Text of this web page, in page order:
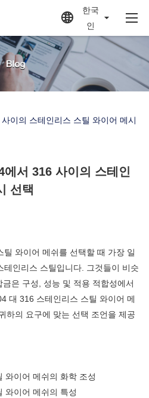
한국
인
이의 스테인리스 스틸 와이어 메시
서 316 사이의 스테인
선택
와이어 메쉬를 선택할 때 가장 일
인리스 스틸입니다. 그것들이 비슷
은 구성, 성능 및 적용 적합성에서
대 316 스테인리스 스틸 와이어 메
하의 요구에 맞는 선택 조언을 제공
와이어 메쉬의 화학 조성
와이어 메쉬의 특성